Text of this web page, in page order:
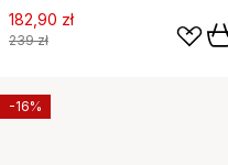
182,90 zł
239 zł
-16%